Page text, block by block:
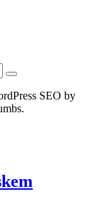
SEO by